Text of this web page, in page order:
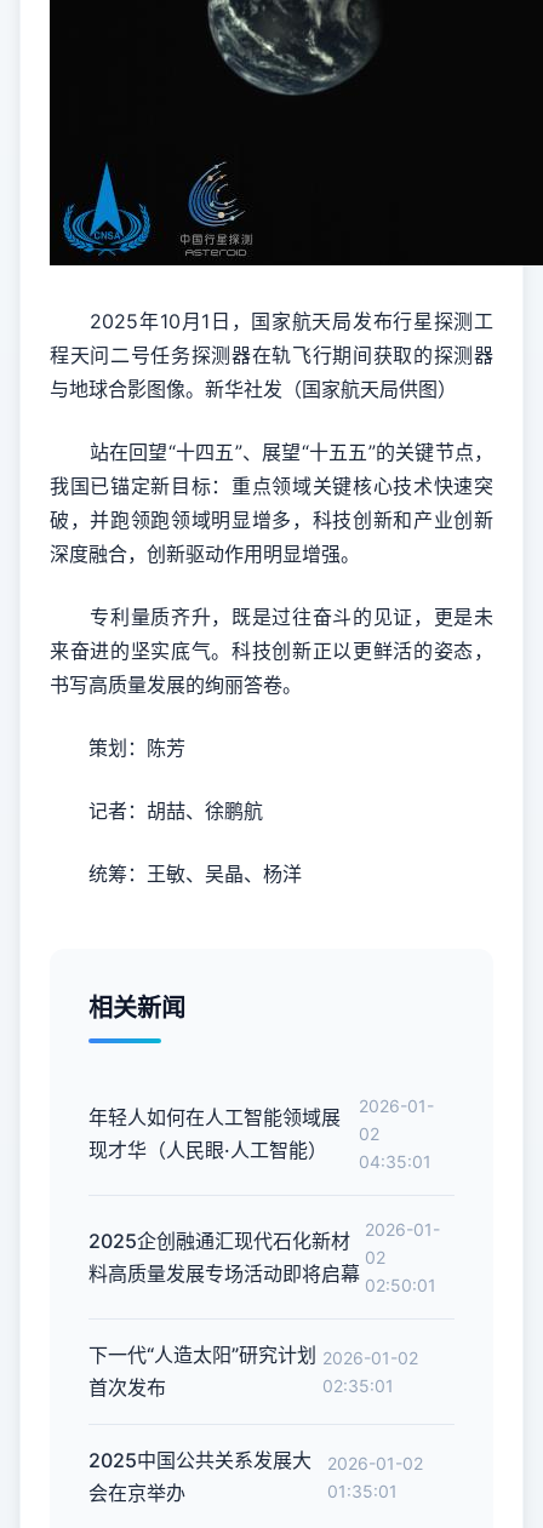
2025年10月1日，国家航天局发布行星探测工
程天问二号任务探测器在轨飞行期间获取的探测器
与地球合影图像。新华社发（国家航天局供图）
站在回望“十四五”、展望“十五五”的关键节点，
我国已锚定新目标：重点领域关键核心技术快速突
破，并跑领跑领域明显增多，科技创新和产业创新
深度融合，创新驱动作用明显增强。
专利量质齐升，既是过往奋斗的见证，更是未
来奋进的坚实底气。科技创新正以更鲜活的姿态，
书写高质量发展的绚丽答卷。
策划：陈芳
记者：胡喆、徐鹏航
统筹：王敏、吴晶、杨洋
相关新闻
年轻人如何在人工智能领域展
现才华（人民眼·人工智能）
2026-01-
02
04:35:01
2025企创融通汇现代石化新材
料高质量发展专场活动即将启幕
2026-01-
02
02:50:01
下一代“人造太阳”研究计划
首次发布
2026-01-02
02:35:01
2025中国公共关系发展大
会在京举办
2026-01-02
01:35:01